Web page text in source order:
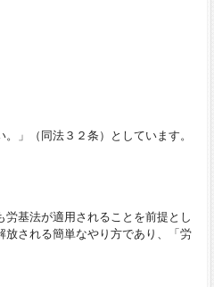
」（同法３２条）としています。
基法が適用されることを前提とし
放される簡単なやり方であり、「労